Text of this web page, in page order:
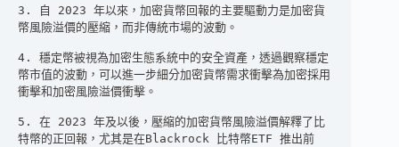
3. 自 2023 年以來，加密貨幣回報的主要驅動力是加密貨
幣風險溢價的壓縮，而非傳統市場的波動。
4. 穩定幣被視為加密生態系統中的安全資產，透過觀察穩定
幣市值的波動，可以進一步細分加密貨幣需求衝擊為加密採用
衝擊和加密風險溢價衝擊。
5. 在 2023 年及以後，壓縮的加密貨幣風險溢價解釋了比
特幣的正回報，尤其是在Blackrock 比特幣ETF 推出前